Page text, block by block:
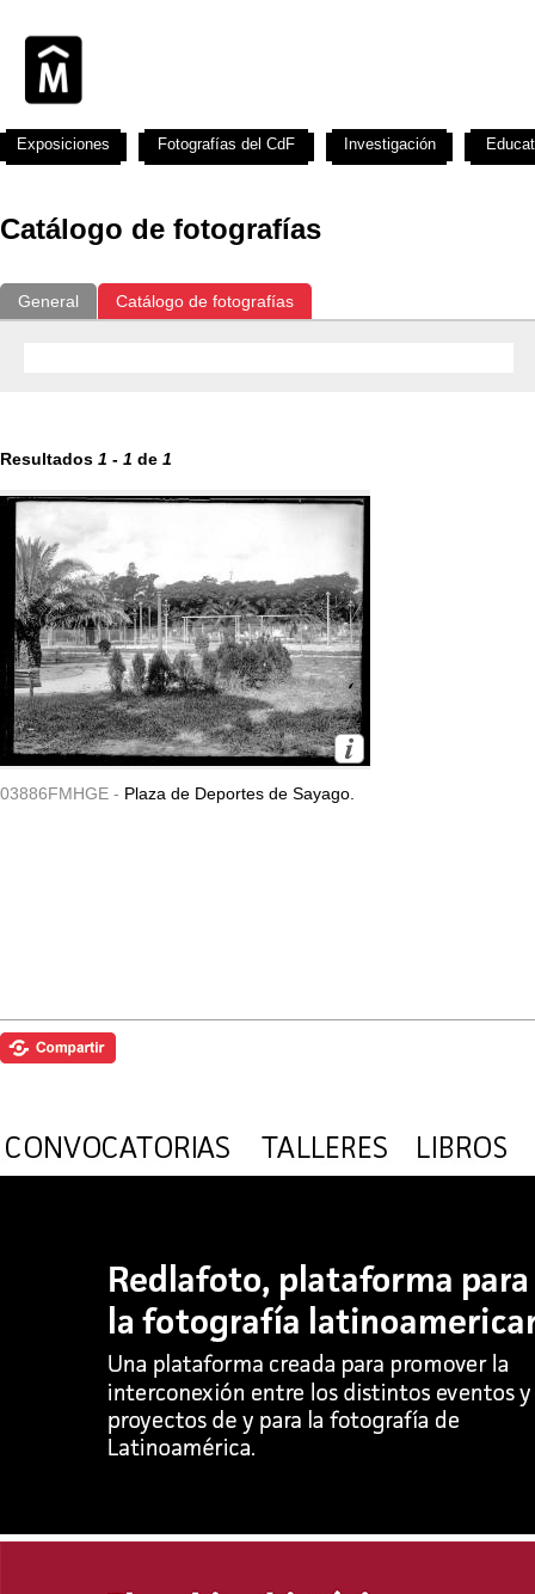
Catálogo de fotografías
General Catálogo de fotografías
Resultados 1 - 1 de 1
03886FMHGE - Plaza de Deportes de Sayago.
Exposiciones Fotografías del CdF Investigación